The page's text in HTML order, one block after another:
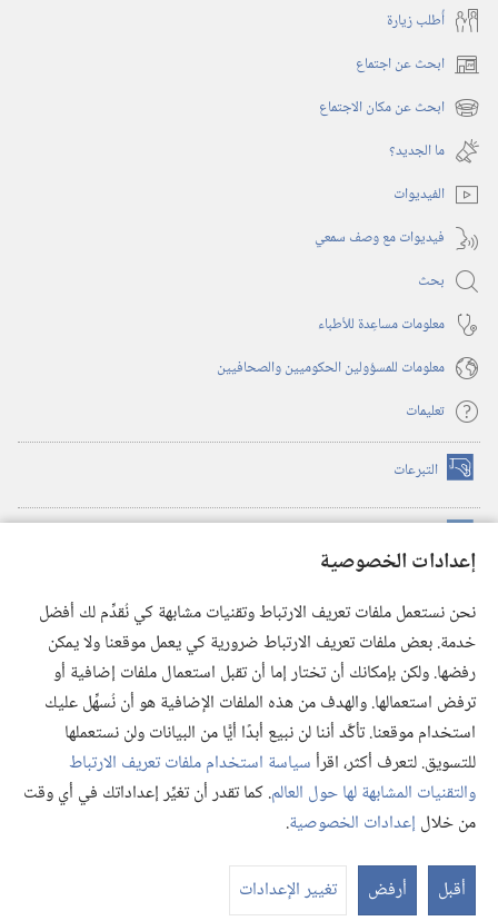
إعدادات الخصوصية
نحن نستعمل ملفات تعريف الارتباط وتقنيات مشابهة كي نُقدِّم لك أفضل
خدمة. بعض ملفات تعريف الارتباط ضرورية كي يعمل موقعنا ولا يمكن
رفضها. ولكن بإمكانك أن تختار إما أن تقبل استعمال ملفات إضافية أو
ترفض استعمالها. والهدف من هذه الملفات الإضافية هو أن نُسهِّل عليك
استخدام موقعنا. تأكَّد أننا لن نبيع أبدًا أيًّا من البيانات ولن نستعملها
للتسويق. لتعرف أكثر، اقرأسياسة استخدام ملفات تعريف الارتباط
والتقنيات المشابهة لها حول العالم. كما تقدر أن تغيِّر إعداداتك في أي وقت
من خلال إعدادات الخصوصية.
أقبل أرفض تغيير الإعدادات
أُطلب زيارة
ابحث عن اجتماع (يفتح
نافذة ابحث عن مكان الاجتماع (يفتح
نافذة
جديدة)
ما الجديد؟‏
الفيديوات
فيديوات مع وصف سمعي
بحث
معلومات مساعِدة للأطباء
معلومات للمسؤولين الحكوميين والصحافيين
تعليمات
التبرعات (يفتح
نافذة
(يفتح
نافذة
(يفتح
نافذة
جديدة) تطبيق ®
JW Library
مكتبة برج المراقبة
© 2026 .Watch Tower Bible and Tract Society of Pennsylvania
شروط الاستخدام |